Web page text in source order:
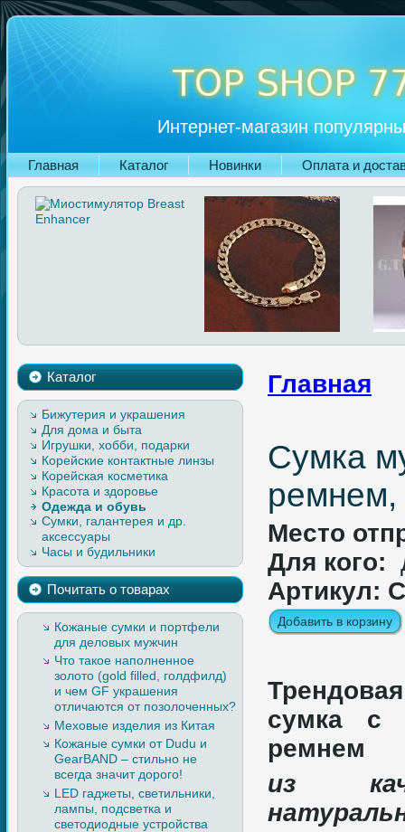
Интернет-магазин
Главная Каталог Новинки Оплата и
Каталог
Бижутерия и украшения
Для дома и быта
Игрушки, хобби, подарки
Корейские контактные линзы
Корейская косметика
Красота и здоровье
Одежда и обувь
Верхняя одежда, изделия из
кожи и меха
Легкая одежда
Обувь
Сумки, галантерея и др.
аксессуары
Часы и будильники
Почитать о товарах
Кожаные сумки и портфели
для деловых мужчин
Что такое наполненное
золото (gold filled, голдфилд)
и чем GF украшения
отличаются от позолоченных?
Меховые изделия из Китая
Кожаные сумки от Dudu и
GearBAND – cтильно не
всегда значит дорого!
LED гаджеты, светильники,
лампы, подсветка и
светодиодные устройства
Главная
Cумка
ремнем,
Место
Для кого:
Артикул:
сумка с
ремнем
из